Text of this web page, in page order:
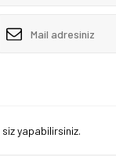
siz yapabilirsiniz.